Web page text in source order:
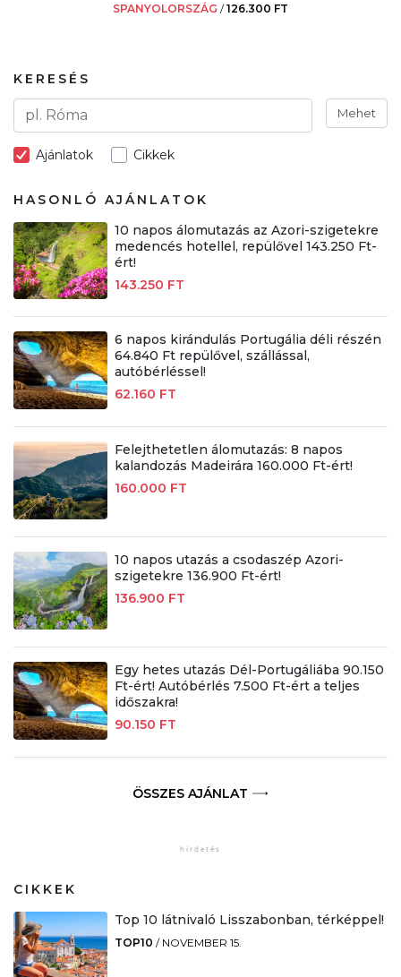
SPANYOLORSZÁG /126.300 FT
KERESÉS
Mehet
Ajánlatok Cikkek
HASONLÓ AJÁNLATOK
10 napos álomutazás az Azori-szigetekre
medencés hotellel, repülővel 143.250 Ft-
ért!
143.250 FT
6 napos kirándulás Portugália déli részén
64.840 Ft repülővel, szállással,
autóbérléssel!
62.160 FT
Felejthetetlen álomutazás: 8 napos
kalandozás Madeirára 160.000 Ft-ért!
160.000 FT
10 napos utazás a csodaszép Azori-
szigetekre 136.900 Ft-ért!
136.900 FT
Egy hetes utazás Dél-Portugáliába 90.150
Ft-ért! Autóbérlés 7.500 Ft-ért a teljes
időszakra!
90.150 FT
ÖSSZES AJÁNLAT
CIKKEK
Top 10 látnivaló Lisszabonban, térképpel!
TOP10 / NOVEMBER 15.